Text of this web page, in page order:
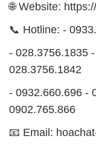
🌐 Website:
📞 Hotline: -
- 028.3756.1835
028.3756.1842
- 0932.660.696 -
0902.765.866
📧 Email: